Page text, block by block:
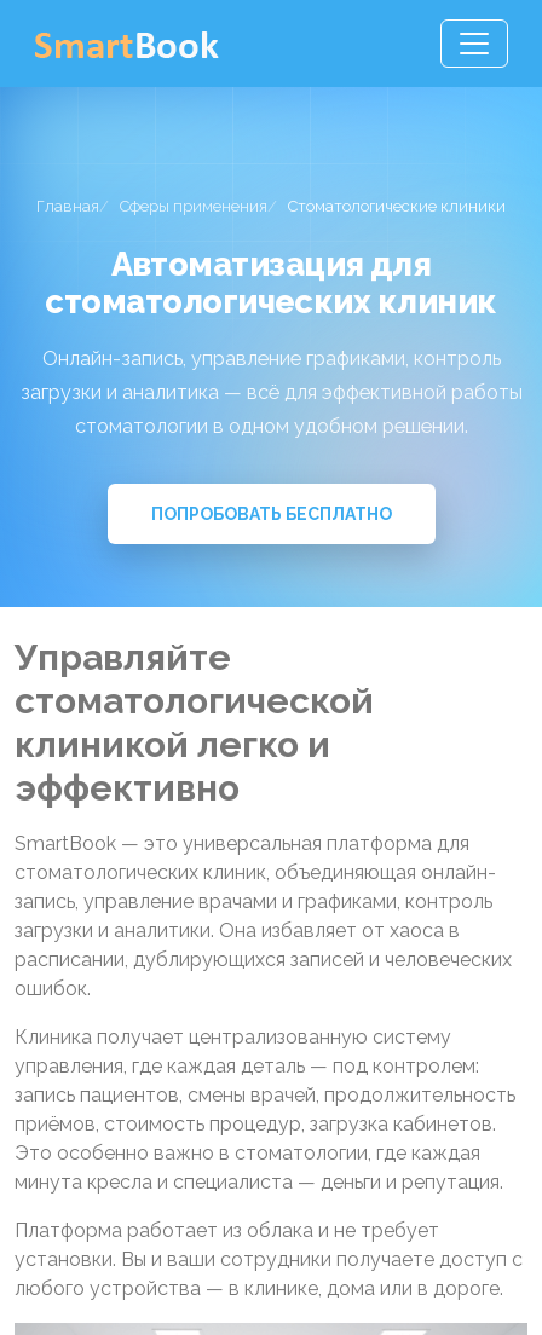
Главная Сферы применения Стоматологические клиники
Автоматизация для
стоматологических клиник
Онлайн-запись, управление графиками, контроль
загрузки и аналитика — всё для эффективной работы
стоматологии в одном удобном решении.
ПОПРОБОВАТЬ БЕСПЛАТНО
Управляйте
стоматологической
клиникой легко и
эффективно
SmartBook — это универсальная платформа для
стоматологических клиник, объединяющая онлайн-
запись, управление врачами и графиками, контроль
загрузки и аналитики. Она избавляет от хаоса в
расписании, дублирующихся записей и человеческих
ошибок.
Клиника получает централизованную систему
управления, где каждая деталь — под контролем:
запись пациентов, смены врачей, продолжительность
приёмов, стоимость процедур, загрузка кабинетов.
Это особенно важно в стоматологии, где каждая
минута кресла и специалиста — деньги и репутация.
Платформа работает из облака и не требует
установки. Вы и ваши сотрудники получаете доступ с
любого устройства — в клинике, дома или в дороге.